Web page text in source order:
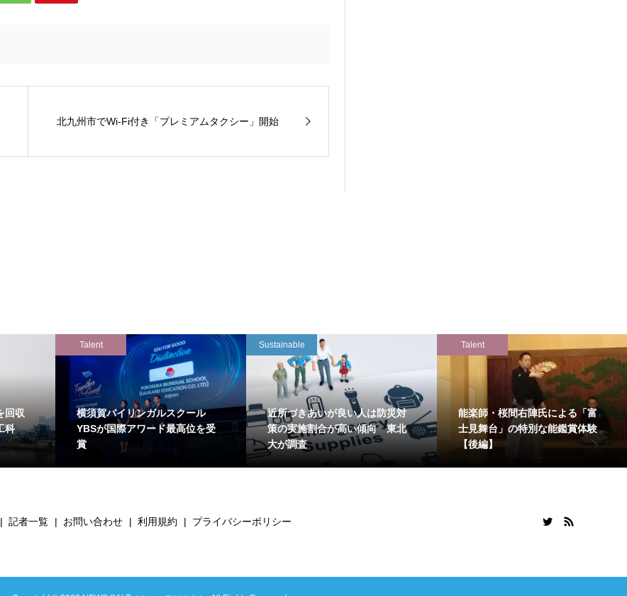
北九州市でWi-Fi付き「プレミアムタクシー」開始
回収
科
Talent
横須賀バイリンガルスクール
YBSが国際アワード最高位を受
賞
Sustainable
近所づきあいが良い人は防災対
策の実施割合が高い傾向 東北
大が調査
Talent
能楽師・桜間右陣氏による「富
士見舞台」の特別な能鑑賞体験
【後編】
記者一覧 お問い合わせ 利用規約 プライバシーポリシー